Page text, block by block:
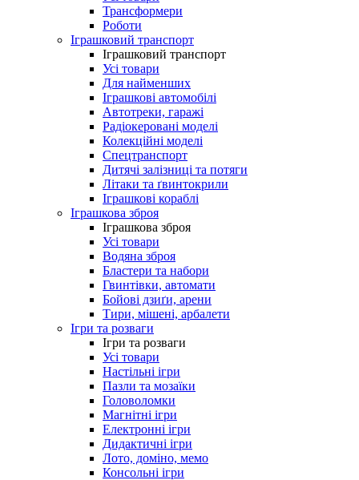
Трансформери
Роботи
Іграшковий транспорт
Іграшковий транспорт
Усі товари
Для найменших
Іграшкові автомобілі
Автотреки, гаражі
Радіокеровані моделі
Колекційні моделі
Спецтранспорт
Дитячі залізниці та потяги
Літаки та ґвинтокрили
Іграшкові кораблі
Іграшкова зброя
Іграшкова зброя
Усі товари
Водяна зброя
Бластери та набори
Гвинтівки, автомати
Бойові дзиґи, арени
Тири, мішені, арбалети
Ігри та розваги
Ігри та розваги
Усі товари
Настільні ігри
Пазли та мозаїки
Головоломки
Магнітні ігри
Електронні ігри
Дидактичні ігри
Лото, доміно, мемо
Консольні ігри